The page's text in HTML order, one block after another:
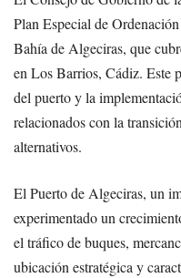
Plan Especial de
Bahía de Algeciras, que
en Los Barrios, Cádiz. Este
del puerto y la
relacionados con la
alternativos.
El Puerto de Algeciras, un
experimentado un
el tráfico de buques,
ubicación estratégica y